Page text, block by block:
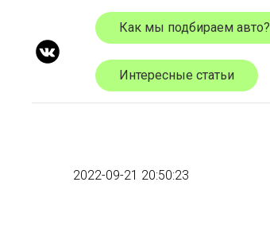
Как мы подбираем авто?
Интересные статьи
2022-09-21 20:50:23